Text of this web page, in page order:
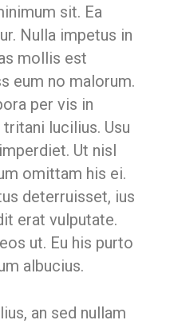
sit. Ea
Nulla impetus in
mollis est
eum no malorum.
per vis in
lucilius. Usu
Ut nisl
omittam his ei.
deterruisset, ius
erat vulputate.
ut. Eu his purto
albucius.
an sed nullam